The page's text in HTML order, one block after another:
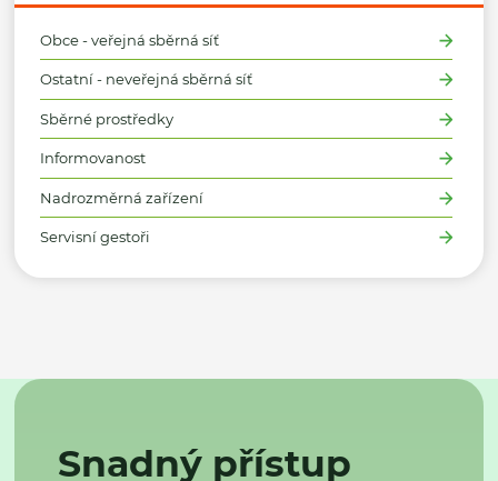
Obce - veřejná sběrná síť
Ostatní - neveřejná sběrná síť
Sběrné prostředky
Informovanost
Nadrozměrná zařízení
Servisní gestoři
Snadný přístup